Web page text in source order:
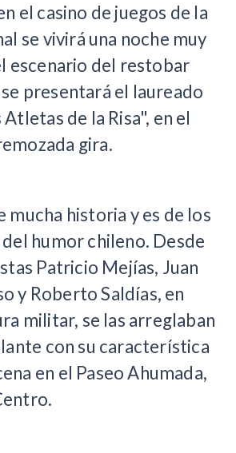
el casino de juegos de la
se vivirá una noche muy
escenario del restobar
presentará el laureado
de la Risa", en el
gira.
mucha historia y es de los
humor chileno. Desde
Patricio Mejías, Juan
y Roberto Saldías, en
militar, se las arreglaban
con su característica
en el Paseo Ahumada,